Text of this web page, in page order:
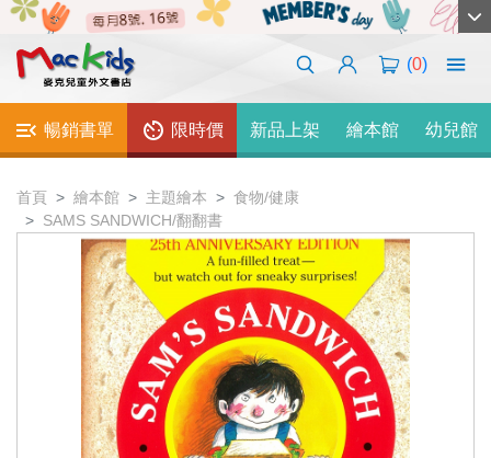
(0)
暢銷書單 限時價 新品上架 繪本館 幼兒館
首頁 繪本館 主題繪本
食物/健康
SAMS SANDWICH/翻翻書